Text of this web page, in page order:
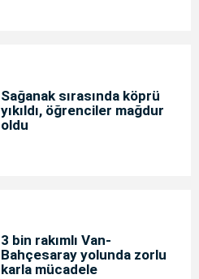
Sağanak sırasında köprü
yıkıldı, öğrenciler mağdur
oldu
3 bin rakımlı Van-
Bahçesaray yolunda zorlu
karla mücadele